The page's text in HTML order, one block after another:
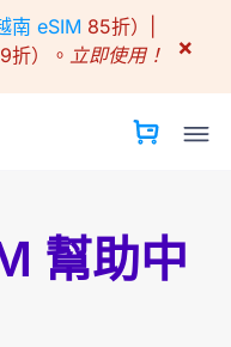
南 eSIM 85折）|
9折）。 立即使用！ ×
幫助中